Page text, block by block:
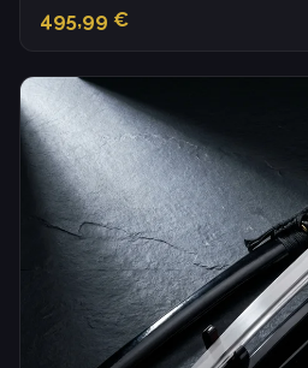
495,99 €